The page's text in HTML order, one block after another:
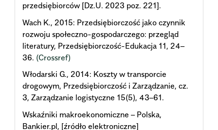
przedsiębiorców [Dz.U. 2023 poz. 221].
Wach K., 2015: Przedsiębiorczość jako czynnik
rozwoju społeczno-gospodarczego: przegląd
literatury, Przedsiębiorczość-Edukacja 11, 24–
36. (Crossref)
Włodarski G., 2014: Koszty w transporcie
drogowym, Przedsiębiorczość i Zarządzanie, cz.
3, Zarządzanie logistyczne 15(5), 43–61.
Wskaźniki makroekonomiczne – Polska,
Bankier.pl, [źródło elektroniczne]